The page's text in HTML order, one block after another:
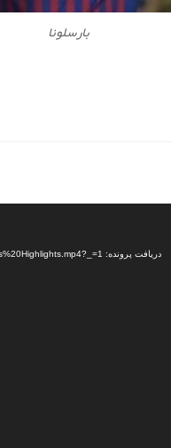
بارسلونا
دریافت پرونده: https://dl.sportdownload.ir/video/football/97.10/Barcelona%20vs%20Leganes%20Highlights.mp4?_=1